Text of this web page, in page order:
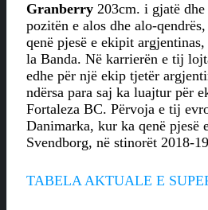
Granberry 203cm. i gjatë
pozitën e alos dhe alo-
qenë pjesë e ekipit
la Banda. Në karrierën e tij
edhe për një ekip tjetër
ndërsa para saj ka luajtur për
Fortaleza BC. Përvoja e tij
Danimarka, kur ka qenë pjesë
Svendborg, në stinorët 2018-
TABELA AKTUALE E